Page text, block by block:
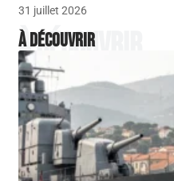
31 juillet 2026
À découvrir
À découvrir